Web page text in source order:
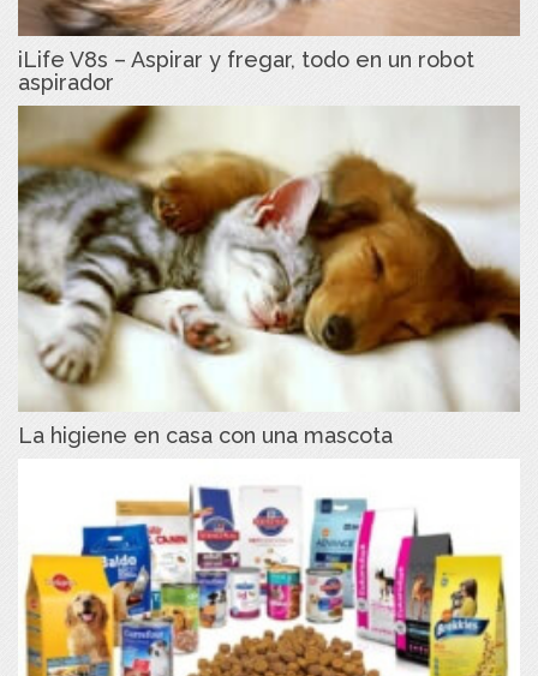
iLife V8s – Aspirar y fregar, todo en un robot
aspirador
La higiene en casa con una mascota